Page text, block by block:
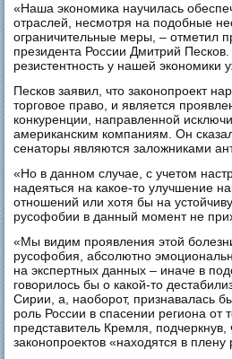
«Наша экономика научилась
отраслей, несмотря на подобные
ограничительные меры, – отметил
президента России Дмитрий
резистентность у нашей экономики
Песков заявил, что законопроект
торговое право, и является
конкуренции, направленной
американским компаниям. Он
сенаторы являются заложниками
«Но в данном случае, с учетом
надеяться на какое-то улучшение
отношений или хотя бы на
русофобии в данный момент не
«Мы видим проявления этой
русофобия, абсолютно
на экспертных данных – иначе в
говорилось бы о какой-то
Сирии, а, наоборот, признавалась
роль России в спасении региона от
представитель Кремля,
законопроектов «находятся в